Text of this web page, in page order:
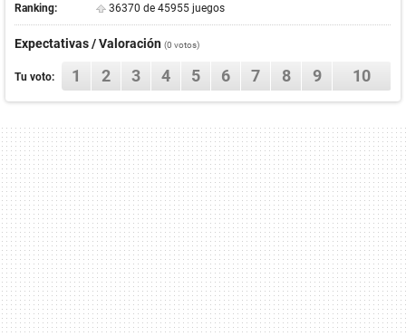
Ranking: 36370 de 45955 juegos
Expectativas / Valoración (0 votos)
Tu voto: 1 2 3 4 5 6 7 8 9 10